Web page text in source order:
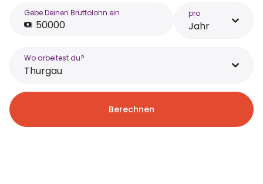
Gebe Deinen Bruttolohn ein pro
Jahr
Wo arbeitest du?
Thurgau
Berechnen